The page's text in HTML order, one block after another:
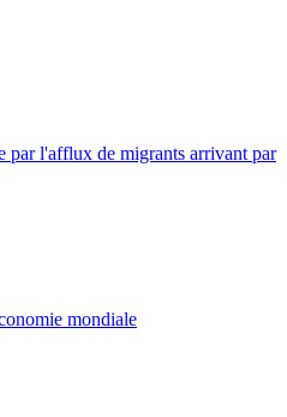
par l'afflux de migrants arrivant par
mondiale